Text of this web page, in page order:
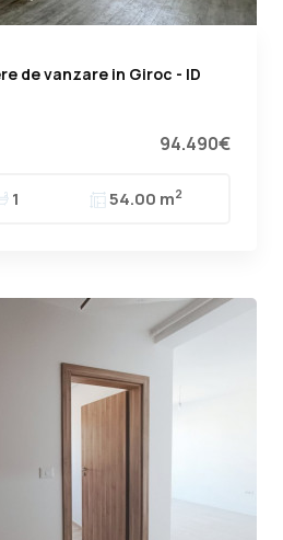
de vanzare in Giroc - ID
94.490€
1 54.00 m2